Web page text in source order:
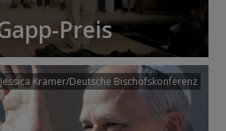
Preis
Jessica Krämer/Deutsche Bischofskonferenz